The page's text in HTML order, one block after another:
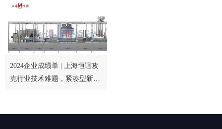
2024企业成绩单 | 上海恒谊攻
克行业技术难题，紧凑型新品